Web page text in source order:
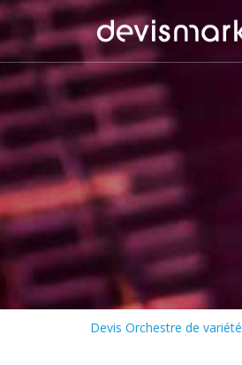
Devis Orchestre de variété